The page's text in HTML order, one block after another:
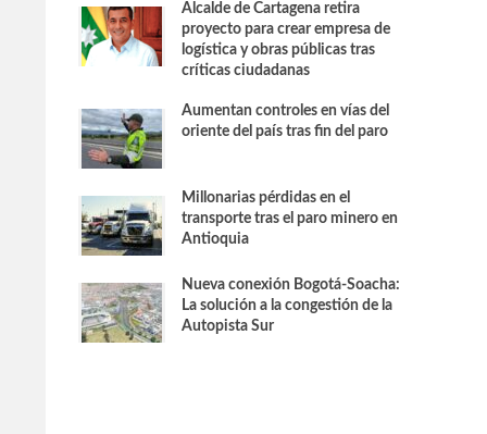
Alcalde de Cartagena retira
proyecto para crear empresa de
logística y obras públicas tras
críticas ciudadanas
Aumentan controles en vías del
oriente del país tras fin del paro
Millonarias pérdidas en el
transporte tras el paro minero en
Antioquia
Nueva conexión Bogotá-Soacha:
La solución a la congestión de la
Autopista Sur